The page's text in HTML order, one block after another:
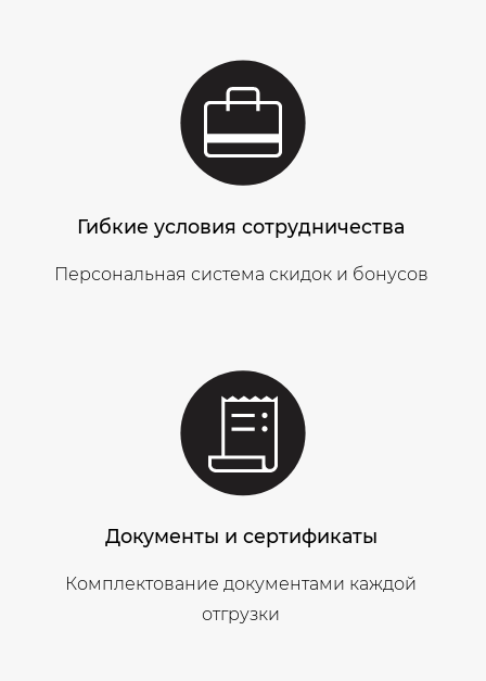
Гибкие условия сотрудничества
Персональная система скидок и бонусов
Документы и сертификаты
Комплектование документами каждой
отгрузки